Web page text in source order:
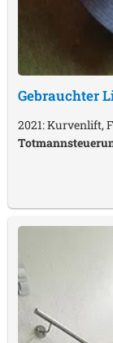
Gebrauchter
2021: Kurvenlift,